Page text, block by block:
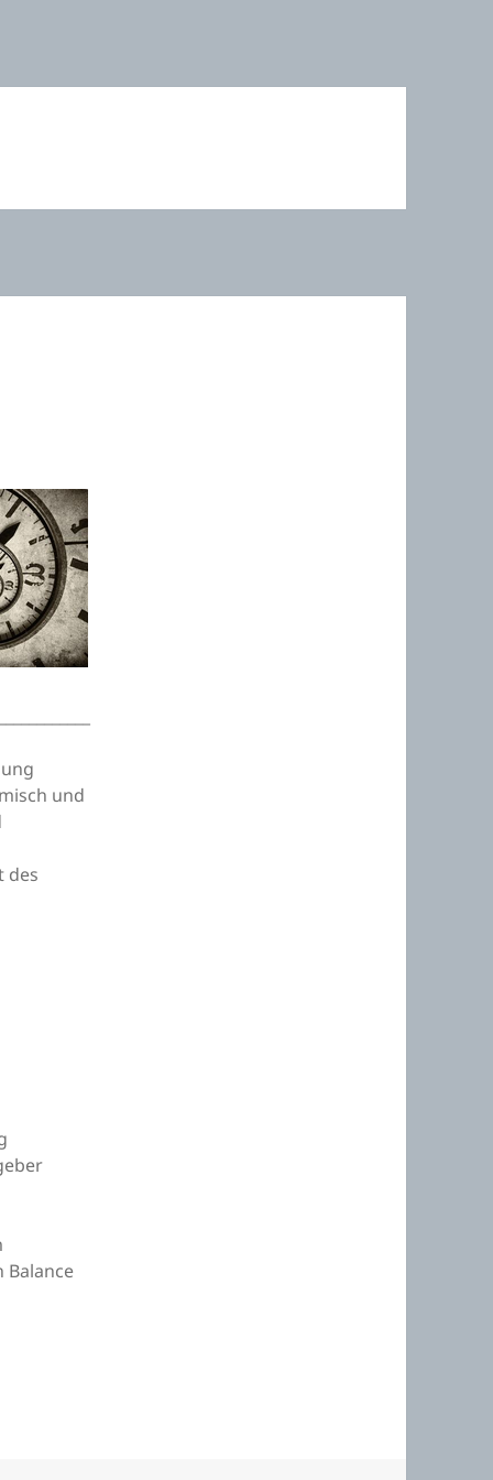
und
des
Balance